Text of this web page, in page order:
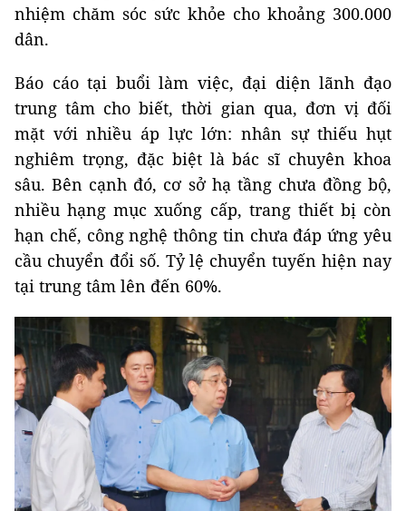
nhiệm chăm sóc sức khỏe cho khoảng 300.000
dân.
Báo cáo tại buổi làm việc, đại diện lãnh đạo
trung tâm cho biết, thời gian qua, đơn vị đối
mặt với nhiều áp lực lớn: nhân sự thiếu hụt
nghiêm trọng, đặc biệt là bác sĩ chuyên khoa
sâu. Bên cạnh đó, cơ sở hạ tầng chưa đồng bộ,
nhiều hạng mục xuống cấp, trang thiết bị còn
hạn chế, công nghệ thông tin chưa đáp ứng yêu
cầu chuyển đổi số. Tỷ lệ chuyển tuyến hiện nay
tại trung tâm lên đến 60%.